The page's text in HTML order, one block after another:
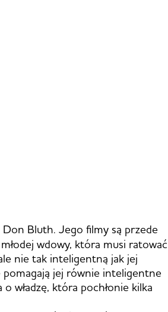
Don Bluth. Jego filmy są przede
wdowy, która musi ratować
nie tak inteligentną jak jej
jej równie inteligentne
władzę, która pochłonie kilka